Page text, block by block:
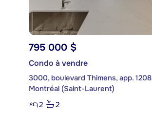
795 000 $
Condo à vendre
3000, boulevard Thimens, app. 1208
Montréal (Saint-Laurent)
2
2